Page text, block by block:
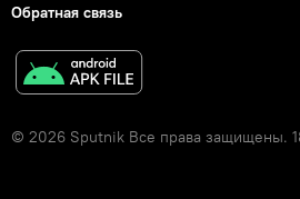
Обратная связь
© 2026 Sputnik Все права защищены.